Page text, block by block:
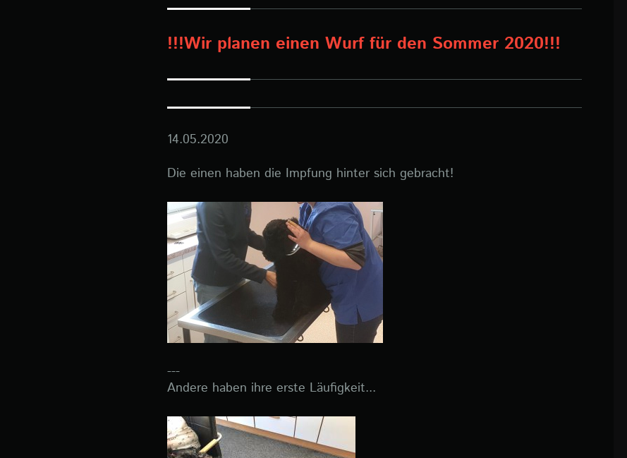
!!!Wir planen einen Wurf für den Sommer 2020!!!
14.05.2020
Die einen haben die Impfung hinter sich gebracht!
---
Andere haben ihre erste Läufigkeit...